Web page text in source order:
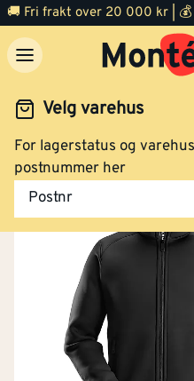
Velg varehus
For lagerstatus og
postnummer her
Postnr
og verneutstyr
Klikk og hent
Jakke sort S
Klikk og hent
Jakke 8018 sort XXL